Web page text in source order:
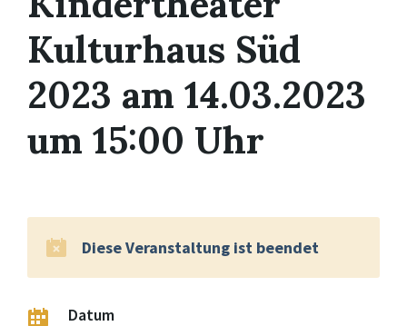
Kulturhaus Süd
2023 am 14.03.2023
um 15:00 Uhr
Diese Veranstaltung ist beendet
Datum